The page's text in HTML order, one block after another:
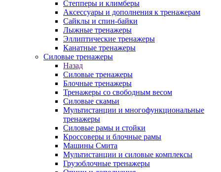
Степперы и климберы
Аксессуары и дополнения к тренажерам
Сайклы и спин-байки
Лыжные тренажеры
Эллиптические тренажеры
Канатные тренажеры
Силовые тренажеры
Назад
Силовые тренажеры
Блочные тренажеры
Тренажеры со свободным весом
Силовые скамьи
Мультистанции и многофункциональные
тренажеры
Силовые рамы и стойки
Кроссоверы и блочные рамы
Машины Смита
Мультистанции и силовые комплексы
Грузоблочные тренажеры